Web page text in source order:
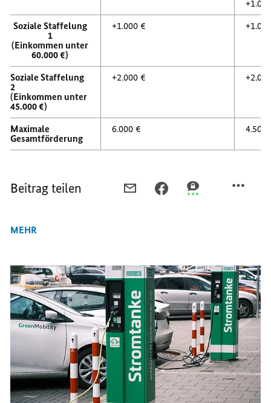
Soziale Staffelung
1
(Einkommen unter
60.000 €)
+1.000 €
Soziale Staffelung
2
(Einkommen unter
45.000 €)
+2.000 €
Maximale
Gesamtförderung
6.000 € 4.500
Beitrag teilen
E-
AUTO-
FÖRDERPORTALS
AUTO-
FÖRDERPORTALS
AUTO-
FÖRDERPORTALS
MEHR